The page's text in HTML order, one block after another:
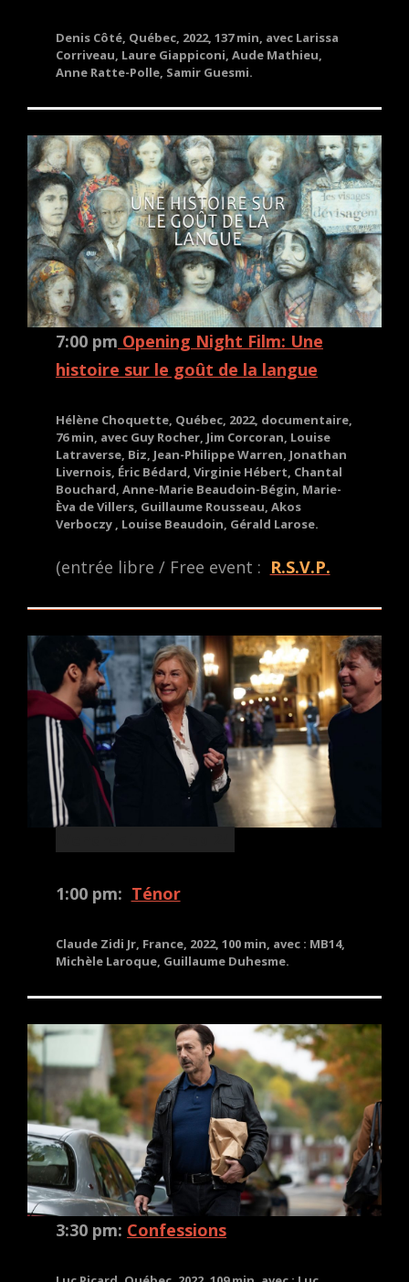
Denis Côté, Québec, 2022, 137 min, avec Larissa
Corriveau, Laure Giappiconi, Aude Mathieu,
Anne Ratte-Polle, Samir Guesmi.
7:00 pm Opening Night Film: Une
histoire sur le goût de la langue
Hélène Choquette, Québec, 2022, documentaire,
76 min, avec Guy Rocher, Jim Corcoran, Louise
Latraverse, Biz, Jean-Philippe Warren, Jonathan
Livernois, Éric Bédard, Virginie Hébert, Chantal
Bouchard, Anne-Marie Beaudoin-Bégin, Marie-
Èva de Villers, Guillaume Rousseau, Akos
Verboczy , Louise Beaudoin, Gérald Larose.
(entrée libre / Free event : R.S.V.P.
1:00 pm: Ténor
Claude Zidi Jr, France, 2022, 100 min, avec : MB14,
Michèle Laroque, Guillaume Duhesme.
3:30 pm: Confessions